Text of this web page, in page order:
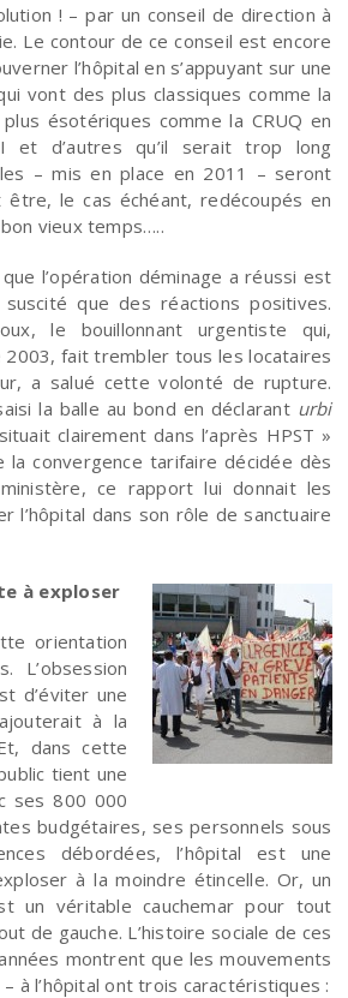
! – par un conseil de direction à
Le contour de ce conseil est encore
l’hôpital en s’appuyant sur une
vont des plus classiques comme la
plus ésotériques comme la CRUQ en
et d’autres qu’il serait trop long
– mis en place en 2011 – seront
le cas échéant, redécoupés en
vieux temps…..
l’opération déminage a réussi est
que des réactions positives.
le bouillonnant urgentiste qui,
2003, fait trembler tous les locataires
a salué cette volonté de rupture.
la balle au bond en déclarant urbi
clairement dans l’après HPST »
la convergence tarifaire décidée dès
ce rapport lui donnait les
l’hôpital dans son rôle de sanctuaire
à exploser
orientation
L’obsession
d’éviter une
à la
dans cette
tient une
ses 800 000
budgétaires, ses personnels sous
débordées, l’hôpital est une
à la moindre étincelle. Or, un
un véritable cauchemar pour tout
de gauche. L’histoire sociale de ces
montrent que les mouvements
à l’hôpital ont trois caractéristiques :